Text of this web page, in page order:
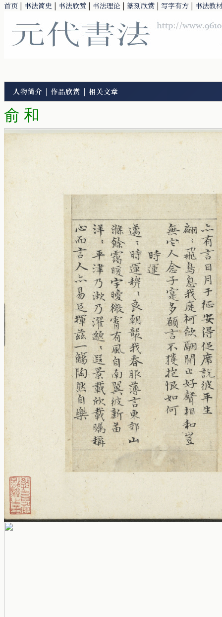
首页 | 书法简史 | 书法欣赏 | 书法理论 | 篆刻欣赏 | 写字有方 | 书法教
人物简介 | 作品欣赏 | 相关文章
俞 和